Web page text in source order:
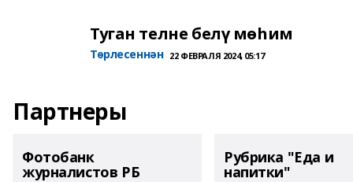
Туган телне белү мөһим
Төрлесеннән 22 ФЕВРАЛЯ 2024, 05:17
Партнеры
Фотобанк
журналистов РБ
Рубрика "Еда и
напитки"